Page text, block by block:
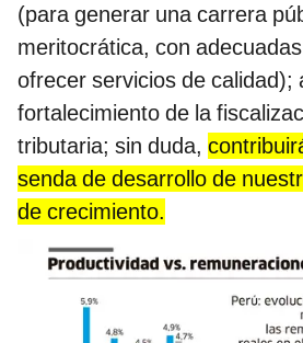
(para generar una carrera
meritocrática, con
ofrecer servicios de calidad);
fortalecimiento de la
tributaria; sin duda,
senda de desarrollo de
de crecimiento.